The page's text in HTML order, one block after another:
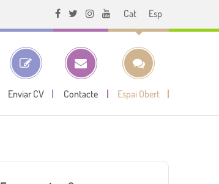
Cat Esp
Enviar CV Contacte Espai Obert